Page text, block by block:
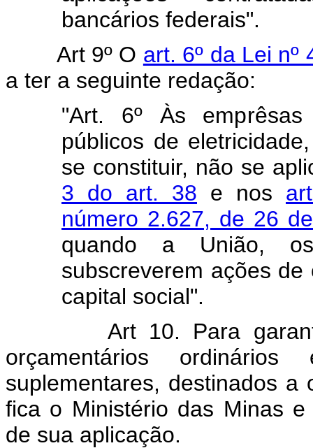
bancários federais".
Art 9º O art. 6º da Lei
a ter a seguinte redação:
"Art. 6º Às emprêsas
públicos de
se constituir, não se
3 do art. 38 e nos
número 2.627, de 26
quando a União,
subscreverem ações
capital social".
Art 10. Para
orçamentários
suplementares, destinados
fica o Ministério das Minas
de sua aplicação.